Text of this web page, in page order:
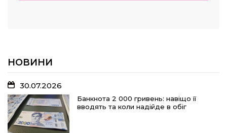
НОВИНИ
30.07.2026
Банкнота 2 000 гривень: навіщо її
вводять та коли надійде в обіг